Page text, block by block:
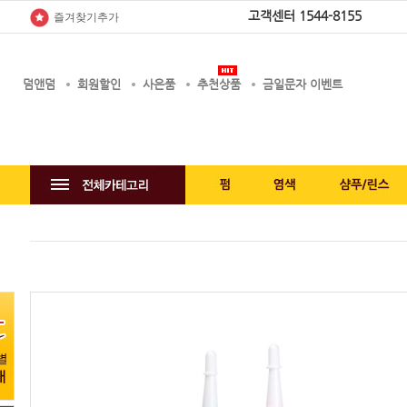
즐겨찾기추가 고객센터 1544-8155
덤앤덤 회원할인 사은품 추천상품 금일문자 이벤트